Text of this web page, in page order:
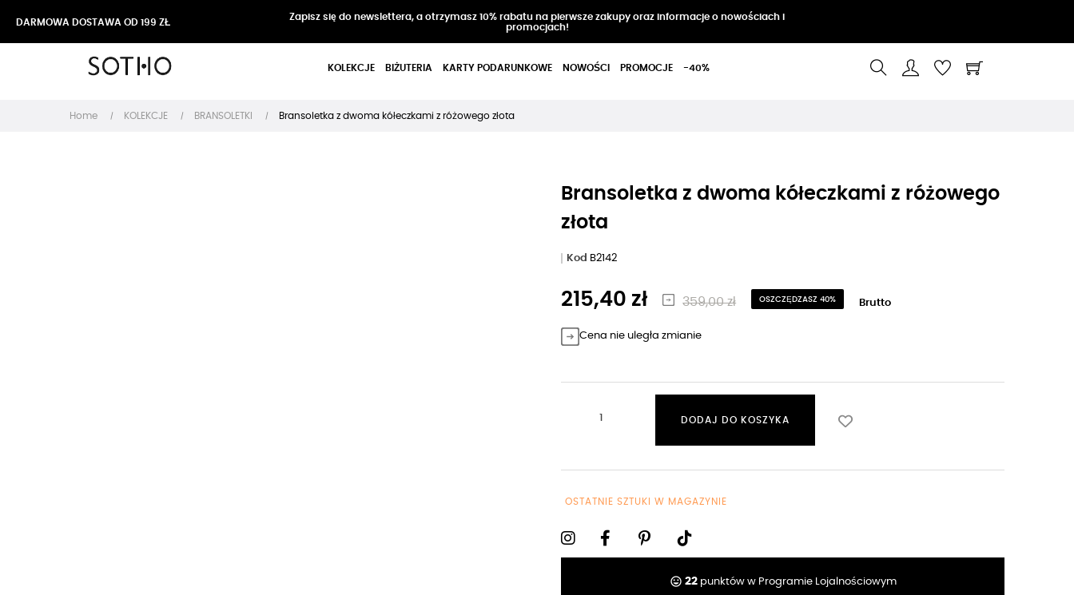
DARMOWA DOSTAWA OD 199 ZŁ
Zapisz się do newslettera, a otrzymasz 10% rabatu na pierwsze zakupy oraz informacje o nowościach i
promocjach!
KOLEKCJE BIŻUTERIA KARTY PODARUNKOWE NOWOŚCI PROMOCJE -40%
Home KOLEKCJE BRANSOLETKI Bransoletka z dwoma kółeczkami z różowego złota
Bransoletka z dwoma kółeczkami z różowego
złota
Kod B2142
215,40 zł 359,00 zł OSZCZĘDZASZ 40% Brutto
Cena nie uległa zmianie
DODAJ DO KOSZYKA
OSTATNIE SZTUKI W MAGAZYNIE
tag_faces 22punktów w Programie Lojalnościowym